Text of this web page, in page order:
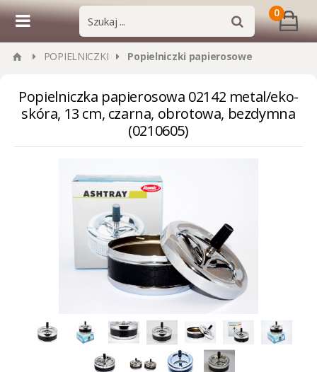
0
POPIELNICZKI Popielniczki papierosowe
Popielniczka papierosowa 02142 metal/eko-
skóra, 13 cm, czarna, obrotowa, bezdymna
(0210605)